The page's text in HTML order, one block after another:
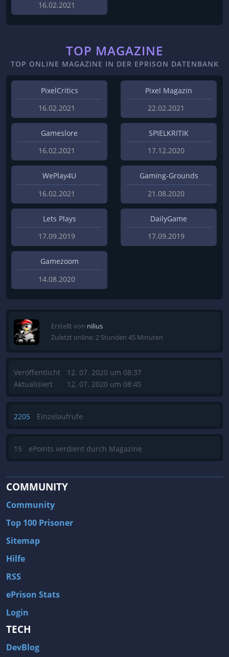
16.02.2021
TOP MAGAZINE
TOP ONLINE MAGAZINE IN DER EPRISON DATENBANK
PixelCritics
16.02.2021
Pixel Magazin
22.02.2021
Gameslore
16.02.2021
SPIELKRITIK
17.12.2020
WePlay4U
16.02.2021
Gaming-Grounds
21.08.2020
Lets Plays
17.09.2019
DailyGame
17.09.2019
Gamezoom
14.08.2020
Erstellt von nilius
Zuletzt online: 2 Stunden 45 Minuten
Veröffentlicht
Aktualisiert
12. 07. 2020 um 08:37
12. 07. 2020 um 08:45
2205 Einzelaufrufe
15 ePoints verdient durch Magazine
COMMUNITY
Community
Top 100 Prisoner
Sitemap
Hilfe
RSS
ePrison Stats
Login
TECH
DevBlog